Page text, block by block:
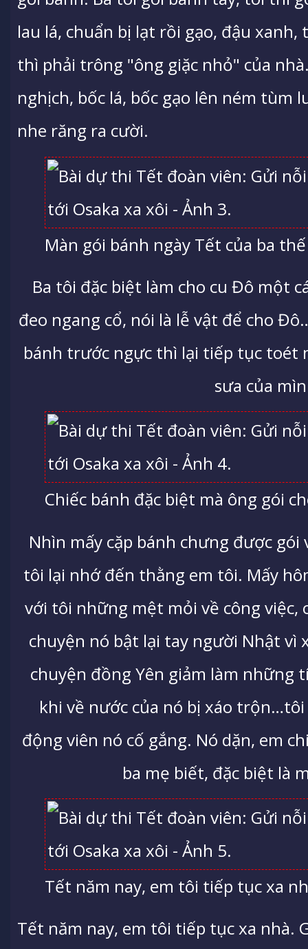
lau lá, chuẩn bị lạt rồi gạo, đậu
thì phải trông "ông giặc nhỏ" của
nghịch, bốc lá, bốc gạo lên ném tùm
nhe răng ra cười.
Màn gói bánh ngày Tết của ba
Ba tôi đặc biệt làm cho cu Đô một
đeo ngang cổ, nói là lễ vật để cho
bánh trước ngực thì lại tiếp tục toét
sưa của
Chiếc bánh đặc biệt mà ông gói
Nhìn mấy cặp bánh chưng được
tôi lại nhớ đến thằng em tôi. Mấy
với tôi những mệt mỏi về công việc,
chuyện nó bật lại tay người Nhật vì
chuyện đồng Yên giảm làm những
khi về nước của nó bị xáo
động viên nó cố gắng. Nó dặn, em
ba mẹ biết, đặc biệt là
Tết năm nay, em tôi tiếp tục xa
Tết năm nay, em tôi tiếp tục xa nhà.